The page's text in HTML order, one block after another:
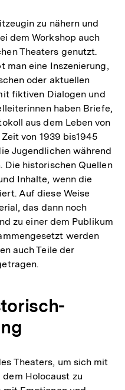
zu nähern und
dem Workshop auch
Theaters genutzt.
man eine Inszenierung,
oder aktuellen
fiktiven Dialogen und
haben Briefe,
aus dem Leben von
von 1939 bis1945
Jugendlichen während
Die historischen Quellen
Inhalte, wenn die
Auf diese Weise
das dann noch
zu einer dem Publikum
werden
auch Teile der
Theaters, um sich mit
Holocaust zu